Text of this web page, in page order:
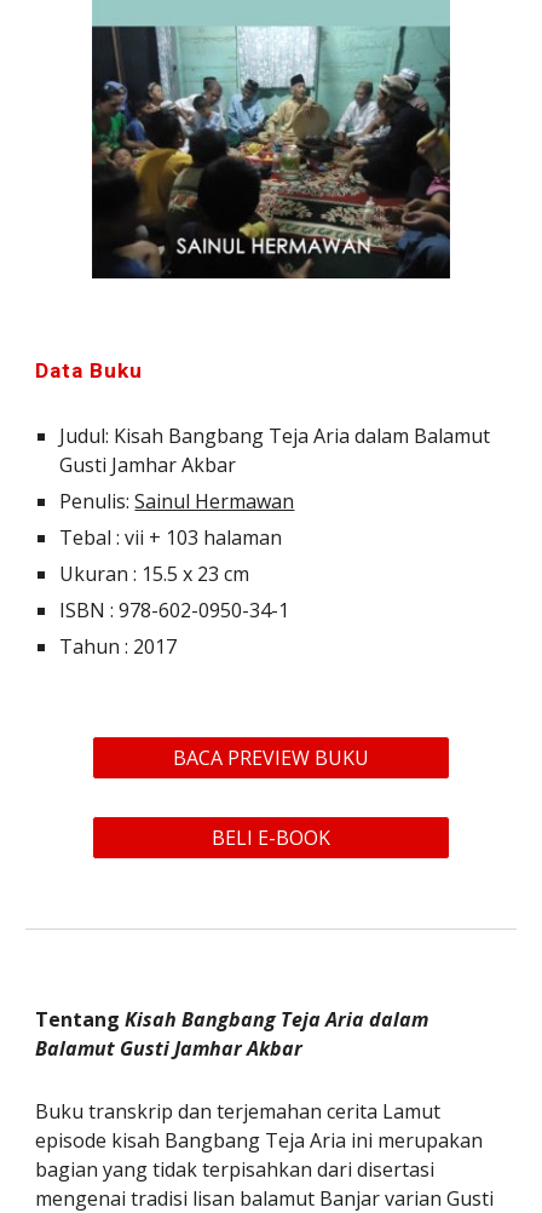
Data Buku
Judul: Kisah Bangbang Teja Aria dalam Balamut
Gusti Jamhar Akbar
Penulis: Sainul Hermawan
Tebal : vii + 103 halaman
Ukuran : 15.5 x 23 cm
ISBN : 978-602-0950-34-1
Tahun : 2017
BACA PREVIEW BUKU
BELI E-BOOK
Tentang Kisah Bangbang Teja Aria dalam
Balamut Gusti Jamhar Akbar
Buku transkrip dan terjemahan cerita Lamut
episode kisah Bangbang Teja Aria ini merupakan
bagian yang tidak terpisahkan dari disertasi
mengenai tradisi lisan balamut Banjar varian Gusti